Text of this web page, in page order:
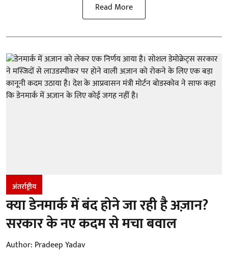
Read More
अंतर्राष्ट्रीय
क्या डेनमार्क में बंद होने जा रही है अज़ान?
सरकार के नए कदम से मचा बवाल
Author: Pradeep Yadav